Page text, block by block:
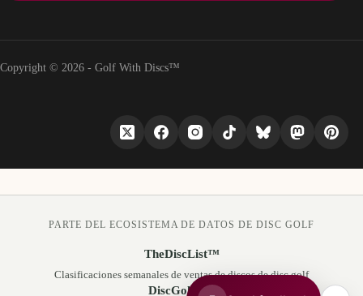
Copyright © 2026 - Golf With Discs™
PARTE DEL ECOSISTEMA DE DATOS DE DISC GOLF
TheDiscList™
Clasificaciones semanales de ventas de discos de disc golf
DiscGolfAPI